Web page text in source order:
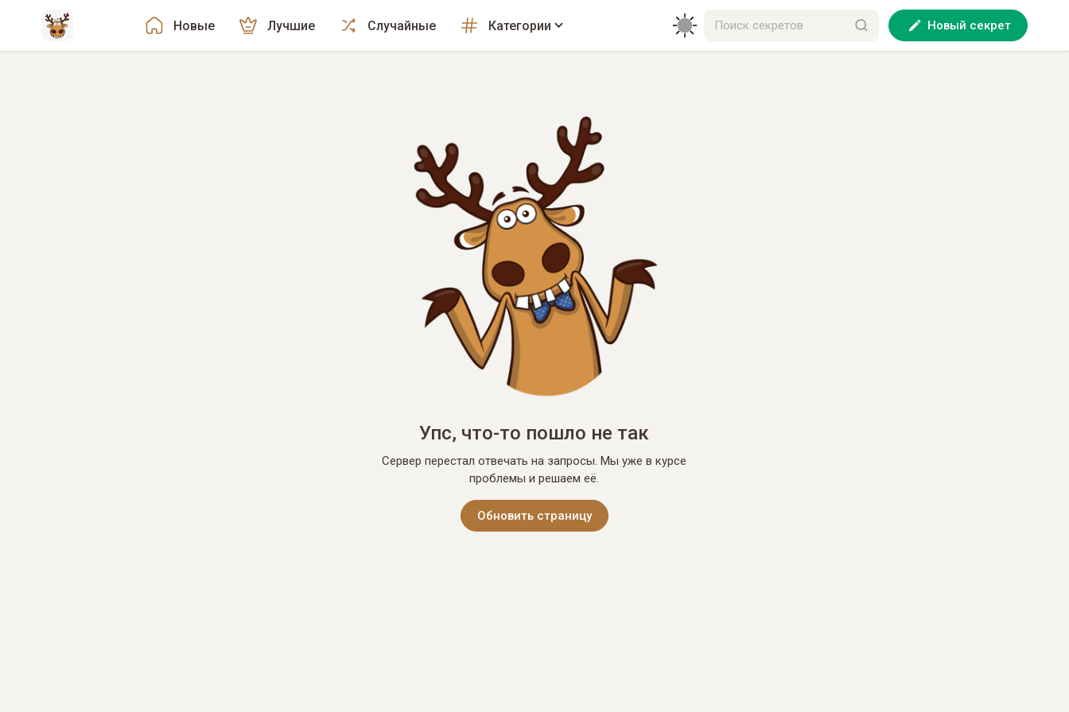
Новые Лучшие Случайные Категории Новый секрет
Упс, что-то пошло не так
Сервер перестал отвечать на запросы. Мы уже в курсе
проблемы и решаем её.
Обновить страницу